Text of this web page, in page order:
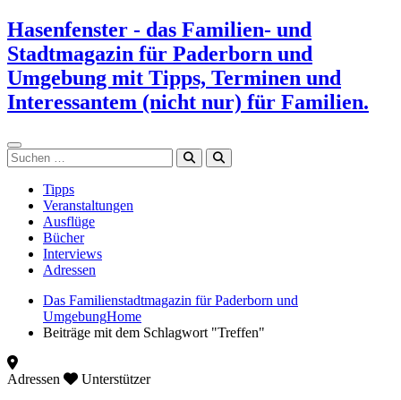
Zum
Inhalt
springen
Hasenfenster - das Familien- und
Stadtmagazin für Paderborn und
Umgebung mit Tipps, Terminen und
Interessantem (nicht nur) für Familien.
Suchen
Tipps
Veranstaltungen
Ausflüge
Bücher
Interviews
Adressen
Das Familienstadtmagazin für Paderborn und
UmgebungHome
Beiträge mit dem Schlagwort "Treffen"
Adressen Unterstützer